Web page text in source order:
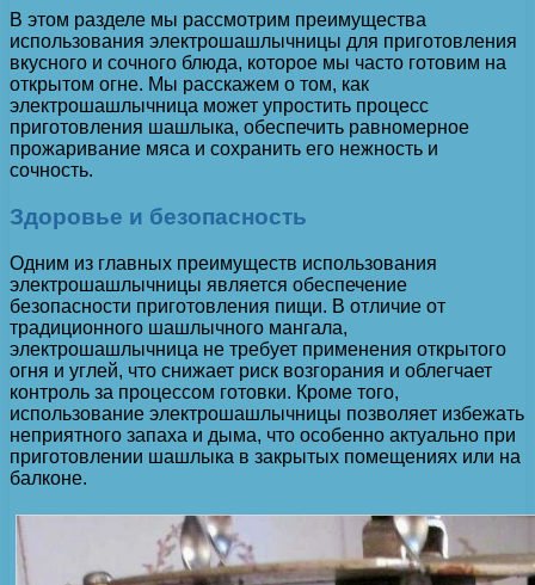
В этом разделе мы рассмотрим преимущества
использования электрошашлычницы для приготовления
вкусного и сочного блюда, которое мы часто готовим на
открытом огне. Мы расскажем о том, как
электрошашлычница может упростить процесс
приготовления шашлыка, обеспечить равномерное
прожаривание мяса и сохранить его нежность и
сочность.
Здоровье и безопасность
Одним из главных преимуществ использования
электрошашлычницы является обеспечение
безопасности приготовления пищи. В отличие от
традиционного шашлычного мангала,
электрошашлычница не требует применения открытого
огня и углей, что снижает риск возгорания и облегчает
контроль за процессом готовки. Кроме того,
использование электрошашлычницы позволяет избежать
неприятного запаха и дыма, что особенно актуально при
приготовлении шашлыка в закрытых помещениях или на
балконе.